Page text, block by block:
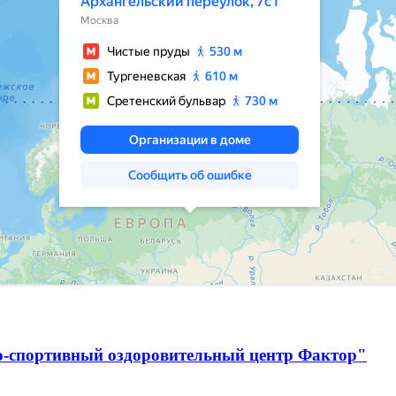
оздоровительный центр Фактор"